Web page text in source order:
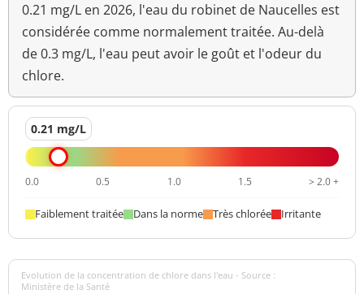
0.21 mg/L en 2026, l'eau du robinet de Naucelles est
considérée comme normalement traitée. Au-delà
de 0.3 mg/L, l'eau peut avoir le goût et l'odeur du
chlore.
0.21 mg/L
0.0 0.5 1.0 1.5 > 2.0 +
Faiblement traitée Dans la norme Très chlorée Irritante
Evolution de la concentration de chlore dans l'eau - Source :
Ministère de la Santé